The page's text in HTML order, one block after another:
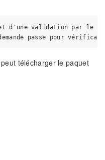
d'une validation par le
télécharger le paquet